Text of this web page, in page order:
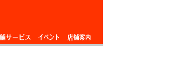
サービス イベント 店舗案内